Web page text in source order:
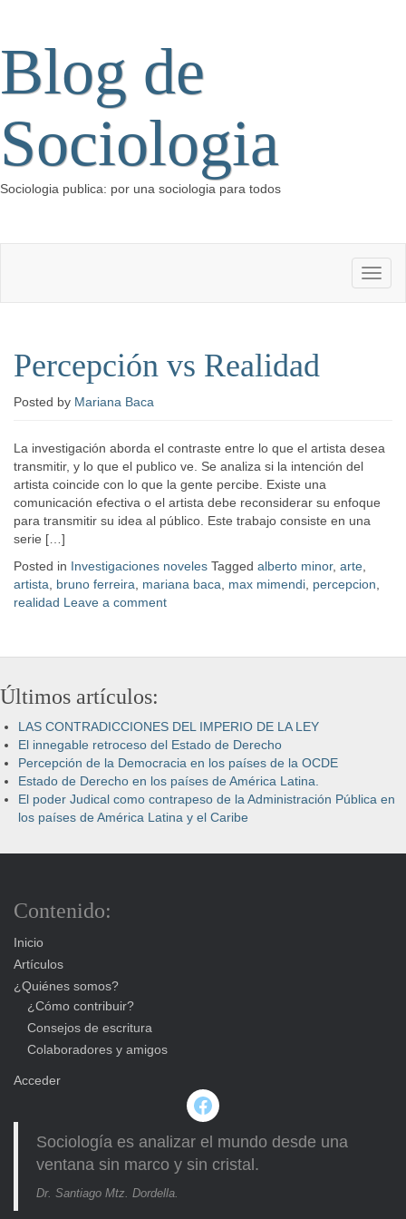
Blog de
Sociologia
Sociologia publica: por una sociologia para todos
Percepción vs Realidad
Posted by Mariana Baca
La investigación aborda el contraste entre lo que el artista desea
transmitir, y lo que el publico ve. Se analiza si la intención del
artista coincide con lo que la gente percibe. Existe una
comunicación efectiva o el artista debe reconsiderar su enfoque
para transmitir su idea al público. Este trabajo consiste en una
serie […]
Posted in Investigaciones noveles Tagged alberto minor, arte
artista
bruno ferreira mariana baca max mimendi percepcion
realidad Leave a comment
Últimos artículos:
LAS CONTRADICCIONES DEL IMPERIO DE LA LEY
El innegable retroceso del Estado de Derecho
Percepción de la Democracia en los países de la OCDE
Estado de Derecho en los países de América Latina.
El poder Judical como contrapeso de la Administración Pública en
los países de América Latina y el Caribe
Contenido:
Inicio
Artículos
¿Quiénes somos?
¿Cómo contribuir?
Consejos de escritura
Colaboradores y amigos
Acceder
Facebook
Sociología es analizar el mundo desde una
ventana sin marco y sin cristal.
Dr. Santiago Mtz. Dordella.